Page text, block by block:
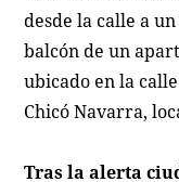
desde la calle a
balcón de un
ubicado en la
Chicó Navarra,
Tras la alerta